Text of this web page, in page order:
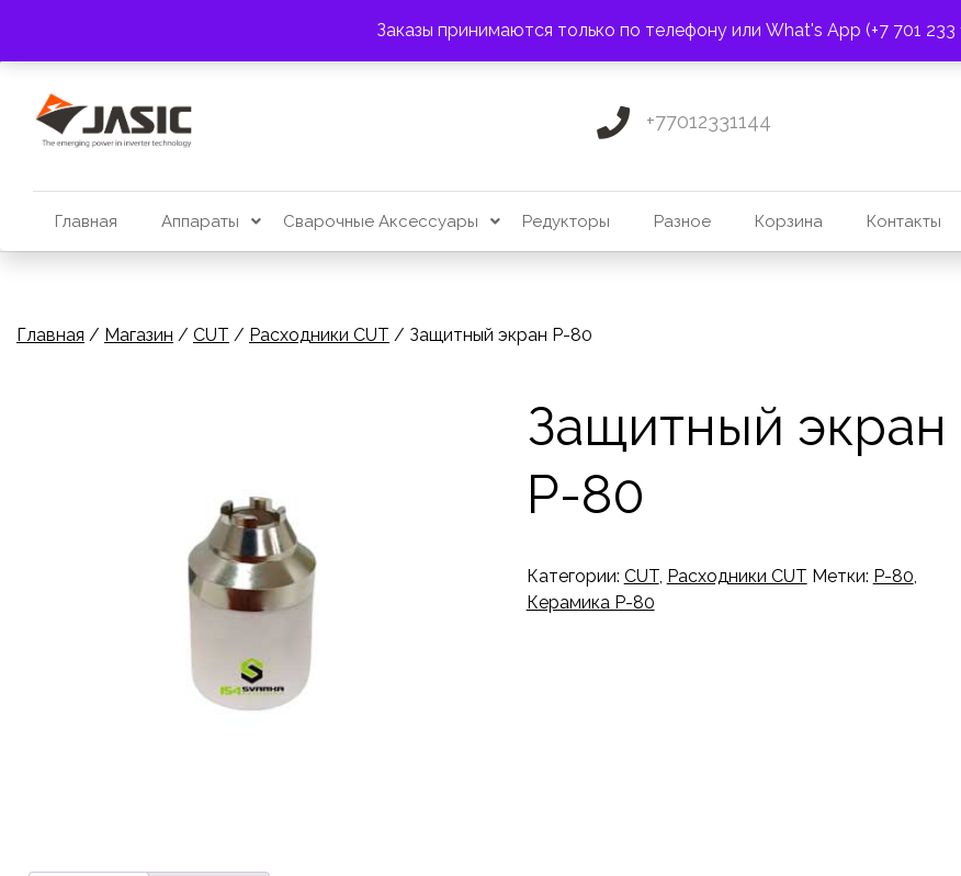
Заказы принимаются только по телефону или What's App (+7 701 233
содержимому
ПОЧТА:
+77012331144
Главная Аппараты Сварочные Аксессуары Редукторы Разное Корзина Контакты
Главная / Магазин / CUT / Расходники CUT / Защитный экран P-80
Защитный экран
P-80
Категории: CUT, Расходники CUT Метки: P-80,
Керамика P-80